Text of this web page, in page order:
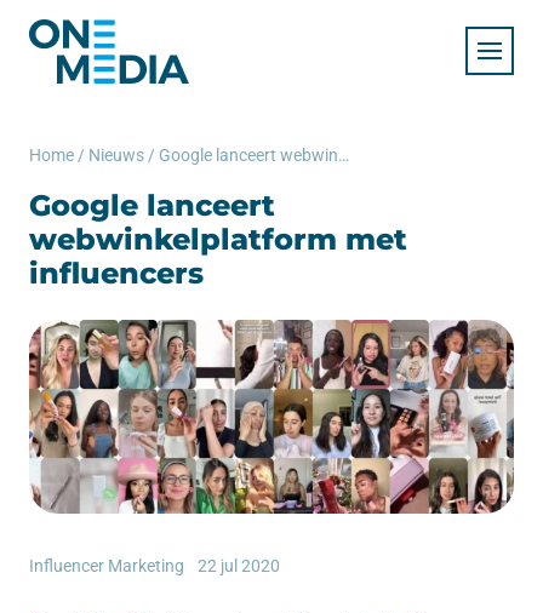
Home / Nieuws / Google lanceert webwinkelplatform met influencers
Google lanceert
webwinkelplatform met
influencers
Influencer Marketing 22 jul 2020